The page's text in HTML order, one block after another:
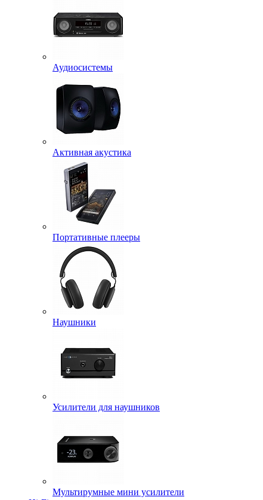
Аудиосистемы
Активная акустика
Портативные плееры
Наушники
Усилители для наушников
Мультирумные мини усилители